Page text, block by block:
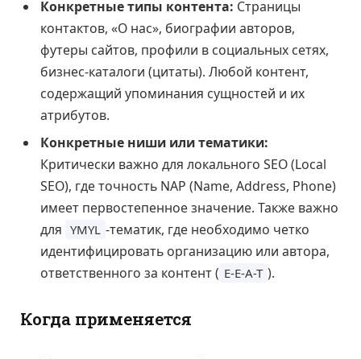
Конкретные типы контента: Страницы
контактов, «О нас», биографии авторов,
футеры сайтов, профили в социальных сетях,
бизнес-каталоги (цитаты). Любой контент,
содержащий упоминания сущностей и их
атрибутов.
Конкретные ниши или тематики:
Критически важно для локального SEO (Local
SEO), где точность NAP (Name, Address, Phone)
имеет первостепенное значение. Также важно
для YMYL -тематик, где необходимо четко
идентифицировать организацию или автора,
ответственного за контент ( E-E-A-T ).
Когда применяется